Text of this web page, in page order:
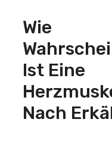
Wie
Ist Eine
Nach